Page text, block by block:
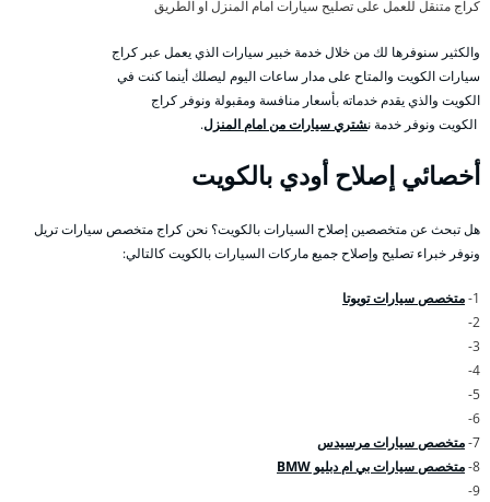
كراج متنقل للعمل على تصليح سيارات امام المنزل او الطريق
والكثير سنوفرها لك من خلال خدمة خبير سيارات الذي يعمل عبر كراج
سيارات الكويت والمتاح على مدار ساعات اليوم ليصلك أينما كنت في
الكويت والذي يقدم خدماته بأسعار منافسة ومقبولة ونوفر كراج
الكويت ونوفر خدمة نشتري سيارات من امام المنزل.
أخصائي إصلاح أودي بالكويت
هل تبحث عن متخصصين إصلاح السيارات بالكويت؟ نحن كراج متخصص سيارات تريل
ونوفر خبراء تصليح وإصلاح جميع ماركات السيارات بالكويت كالتالي:
1- متخصص سيارات تويوتا
2-
3-
4-
5-
6-
7- متخصص سيارات مرسيدس
8- متخصص سيارات بي ام دبليو BMW
9-